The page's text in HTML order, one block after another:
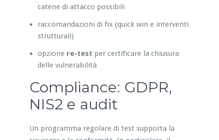
catene di attacco possibili
raccomandazioni di fix (quick win e interventi
strutturali)
opzione re-test per certificare la chiusura
delle vulnerabilità
Compliance: GDPR,
NIS2 e audit
Un programma regolare di test supporta la